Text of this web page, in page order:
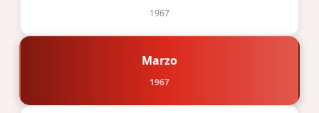
1967
Marzo
1967